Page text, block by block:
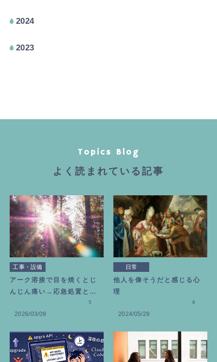
2024
2023
Topics Blog
よく読まれている記事
工事・設備
アーク溶接で目を焼くとじ
んじん痛い→応急処置とビ
タミン目薬を選んだ理由
2026/03/09
5
日常
他人を偉そうだと感じる心
理
2024/05/28
8